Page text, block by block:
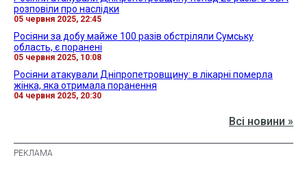
розповіли про наслідки
05 червня 2025, 22:45
Росіяни за добу майже 100 разів обстріляли Сумську
область, є поранені
05 червня 2025, 10:08
Росіяни атакували Дніпропетровщину: в лікарні померла
жінка, яка отримала поранення
04 червня 2025, 20:30
Всі новини »